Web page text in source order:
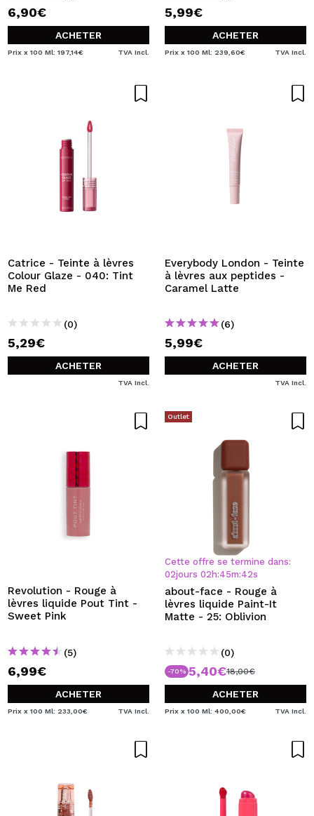
6,90€
ACHETER
Prix x 100 Ml: 197,14€ TVA Incl.
5,99€
ACHETER
Prix x 100 Ml: 239,60€ TVA Incl.
Catrice - Teinte à lèvres
Colour Glaze - 040: Tint
Me Red
(0)
5,29€
ACHETER
TVA Incl.
Everybody London - Teinte
à lèvres aux peptides -
Caramel Latte
(6)
5,99€
ACHETER
TVA Incl.
Revolution - Rouge à
lèvres liquide Pout Tint -
Sweet Pink
(5)
6,99€
ACHETER
Prix x 100 Ml: 233,00€ TVA Incl.
Outlet
Cette offre se termine dans:
02jours 02 h:45m:42s
about-face - Rouge à
lèvres liquide Paint-It
Matte - 25: Oblivion
(0)
-70% 5,40€18,00€
ACHETER
Prix x 100 Ml: 400,00€ TVA Incl.